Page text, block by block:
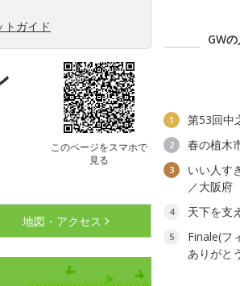
ガイド
このページをスマホで
見る
地図・アクセス
GW
1 第53回中
2 春の植木
3
いい人す
／大阪府
4 天下を支
5
Finale(フ
ありがと